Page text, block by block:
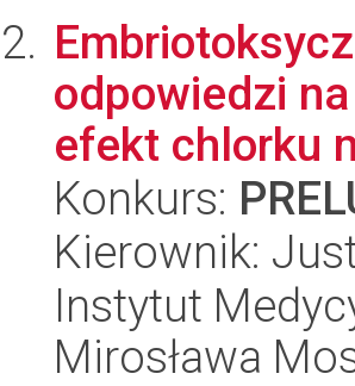
odpowiedzi
efekt chlorku
Konkurs:
Kierownik:
Instytut
Mirosława